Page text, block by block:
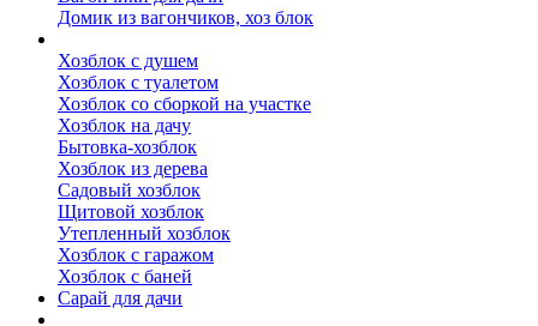
Домик из вагончиков, хоз блок
Хозблок с душем
Хозблок с туалетом
Хозблок со сборкой на участке
Хозблок на дачу
Бытовка-хозблок
Хозблок из дерева
Садовый хозблок
Щитовой хозблок
Утепленный хозблок
Хозблок с гаражом
Хозблок с баней
Сарай для дачи